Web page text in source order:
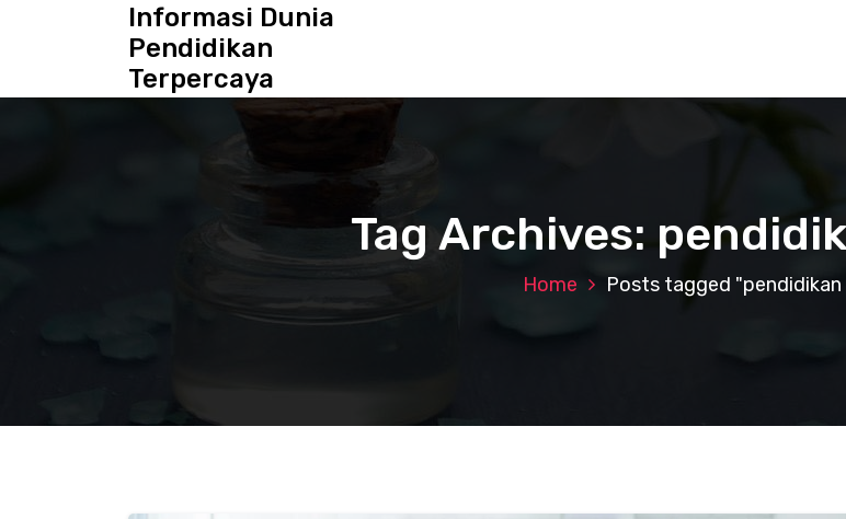
Informasi Dunia
Pendidikan
Terpercaya
Tag Archives:
Home Posts tagged